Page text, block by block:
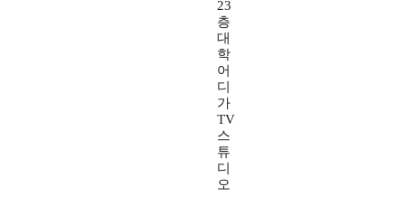
23
층
대
학
어
디
가
TV
스
튜
디
오